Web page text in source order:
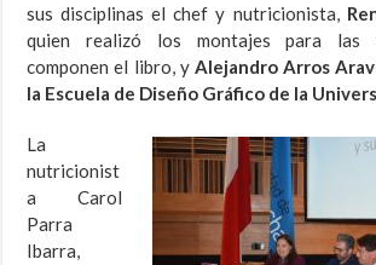
sus disciplinas el chef y nutricionista,
quien realizó los montajes para las
componen el libro, y Alejandro Arros
la Escuela de Diseño Gráfico de la
La
nutricionist
a Carol
Parra
Ibarra,